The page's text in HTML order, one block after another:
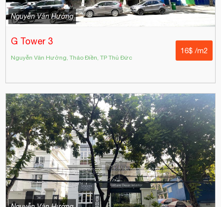
Nguyễn Văn Hưởng
G Tower 3
Nguyễn Văn Hưởng, Thảo Điền, TP Thủ Đức
16$ /m2